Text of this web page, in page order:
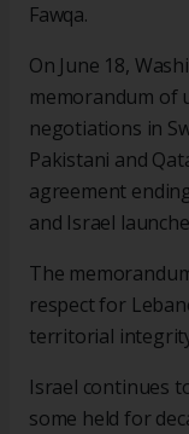
Fawqa.
On June 18,
memorandum of
negotiations in
Pakistani and
agreement
and Israel
The
respect for
territorial
Israel continues
some held for